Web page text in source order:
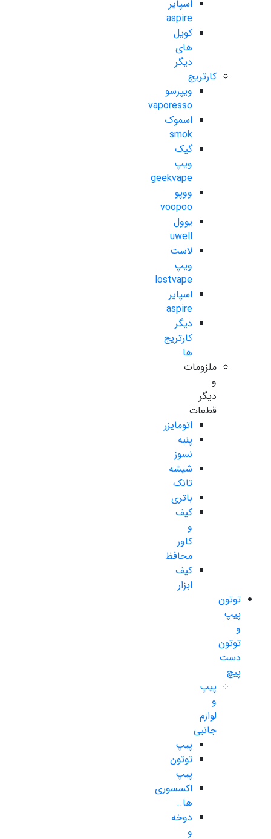
اسپایر
aspire
کویل
های
دیگر
کارتریج
ویپرسو
vaporesso
اسموک
smok
گیک
ویپ
geekvape
ووپو
voopoo
یوول
uwell
لاست
ویپ
lostvape
اسپایر
aspire
دیگر
کارتریج
ها
ملزومات
و
دیگر
قطعات
اتومایزر
پنبه
نسوز
شیشه
تانک
باتری
کیف
و
کاور
محافظ
کیف
ابزار
توتون
پیپ
و
توتون
دست
پیچ
پیپ
و
لوازم
جانبی
پیپ
توتون
پیپ
اکسسوری
ها..
دوخه
و